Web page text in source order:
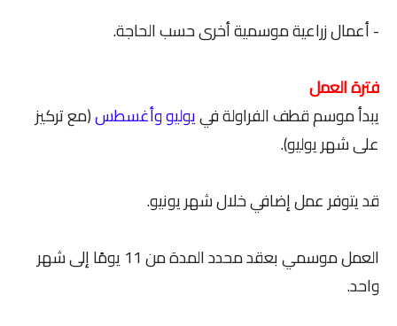
- أعمال زراعية موسمية أخرى حسب الحاجة.
فترة العمل
يبدأ موسم قطف الفراولة فييوليو وأغسطس(مع تركيز
على شهر يوليو).
قد يتوفر عمل إضافي خلال شهر يونيو.
العمل موسمي بعقد محدد المدة من 11 يومًا إلى شهر
واحد.